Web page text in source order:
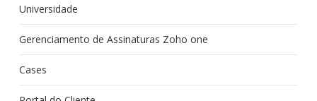
Universidade
Gerenciamento de Assinaturas Zoho one
Cases